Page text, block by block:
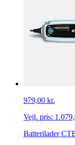
979,00 kr.
Vejl. pris:
Batterilader